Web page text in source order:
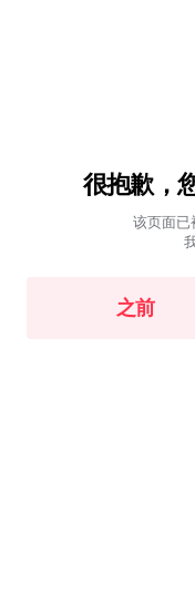
很抱歉，
该页面已
之前